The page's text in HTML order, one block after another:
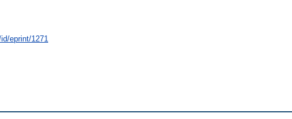
eprint/1271